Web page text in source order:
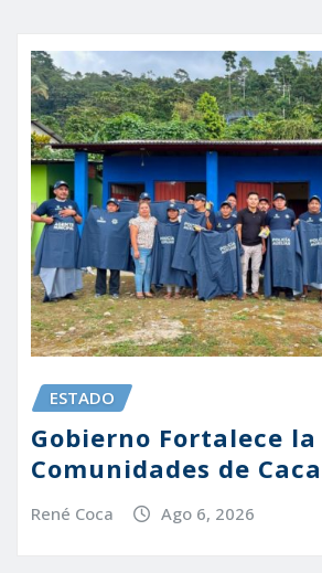
ESTADO
Gobierno Fortalece
Comunidades de
René Coca Ago 6, 2026